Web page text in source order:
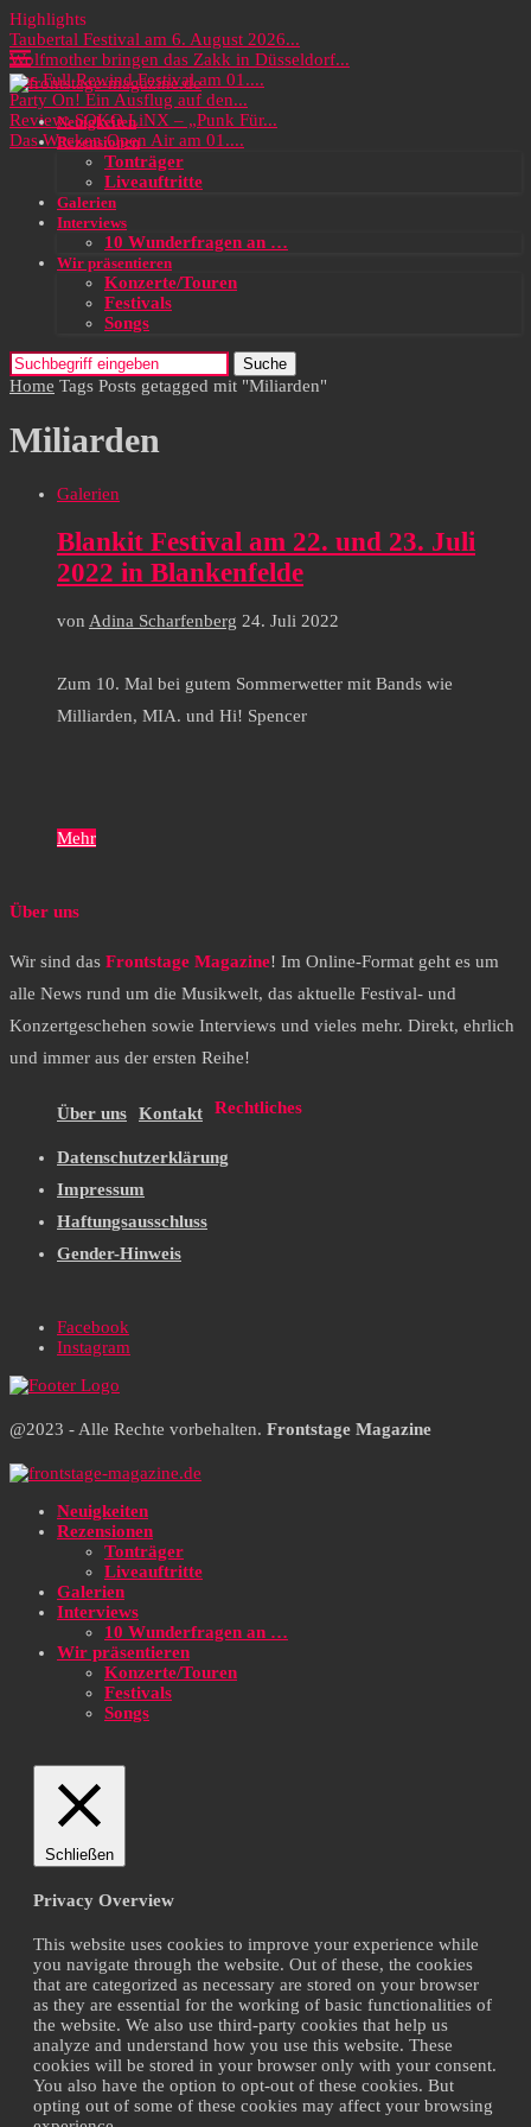
Highlights
Taubertal Festival am 6. August 2026...
Wolfmother bringen das Zakk in Düsseldorf...
Das Full Rewind Festival am 01....
Party On! Ein Ausflug auf den...
Review: SOKO LiNX – „Punk Für...
Das Wacken Open Air am 01....
Neuigkeiten
Rezensionen
Tonträger
Liveauftritte
Galerien
Interviews
10 Wunderfragen an …
Wir präsentieren
Konzerte/Touren
Festivals
Songs
Suche
Home Tags Posts getagged mit "Miliarden"
Miliarden
Galerien
Blankit Festival am 22. und 23. Juli
2022 in Blankenfelde
von Adina Scharfenberg 24. Juli 2022
Zum 10. Mal bei gutem Sommerwetter mit Bands wie
Milliarden, MIA. und Hi! Spencer
Mehr
Über uns
Wir sind das Frontstage Magazine! Im Online-Format geht es um
alle News rund um die Musikwelt, das aktuelle Festival- und
Konzertgeschehen sowie Interviews und vieles mehr. Direkt, ehrlich
und immer aus der ersten Reihe!
Über uns Kontakt Rechtliches
Datenschutzerklärung
Impressum
Haftungsausschluss
Gender-Hinweis
Facebook
Instagram
@2023 - Alle Rechte vorbehalten. Frontstage Magazine
Neuigkeiten
Rezensionen
Tonträger
Liveauftritte
Galerien
Interviews
10 Wunderfragen an …
Wir präsentieren
Konzerte/Touren
Festivals
Songs
Schließen
Privacy Overview
This website uses cookies to improve your experience while
you navigate through the website. Out of these, the cookies
that are categorized as necessary are stored on your browser
as they are essential for the working of basic functionalities of
the website. We also use third-party cookies that help us
analyze and understand how you use this website. These
cookies will be stored in your browser only with your consent.
You also have the option to opt-out of these cookies. But
opting out of some of these cookies may affect your browsing